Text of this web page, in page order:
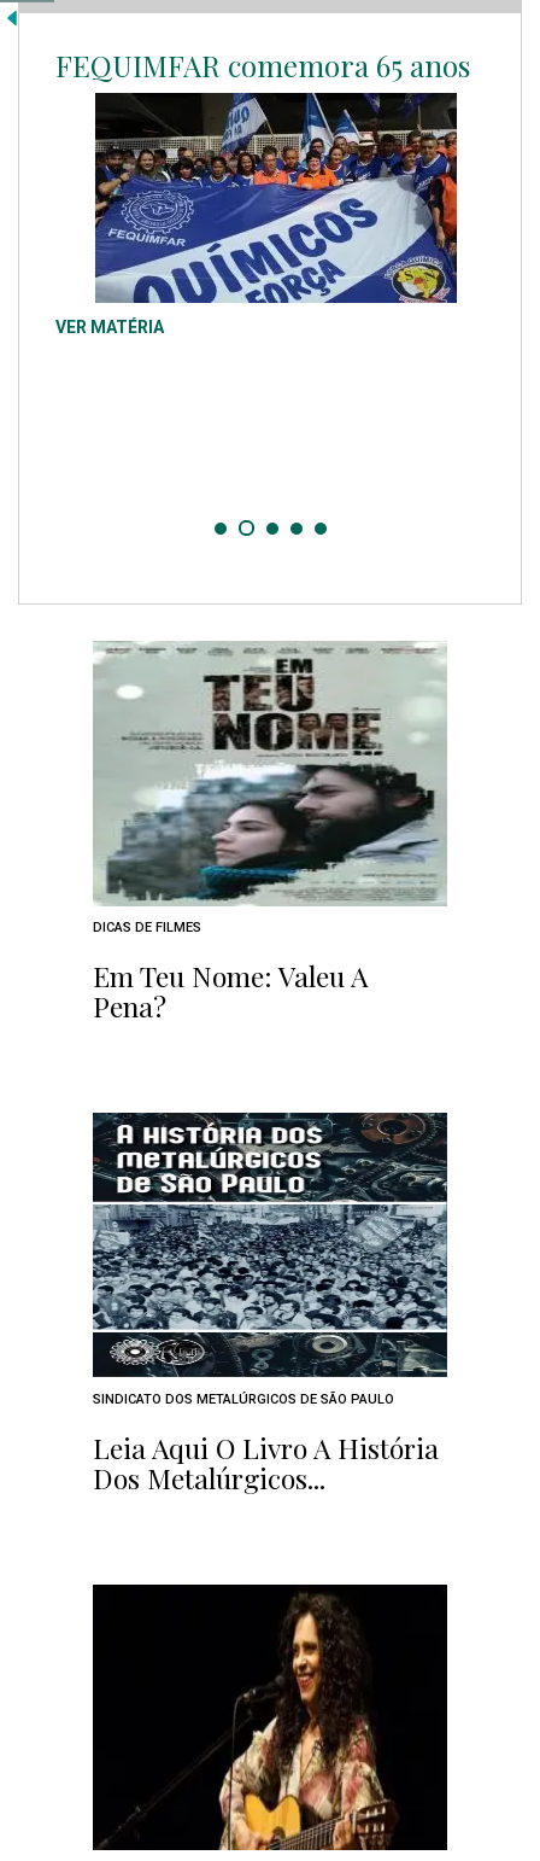
FEQUIMFAR comemora 65 anos
VER MATÉRIA
Sindicato dos Metalúrgicos de SP;
90 anos de história
DICAS DE FILMES
Em Teu Nome: Valeu A
Pena?
SINDICATO DOS METALÚRGICOS DE SÃO PAULO
Leia Aqui O Livro A História
Dos Metalúrgicos...